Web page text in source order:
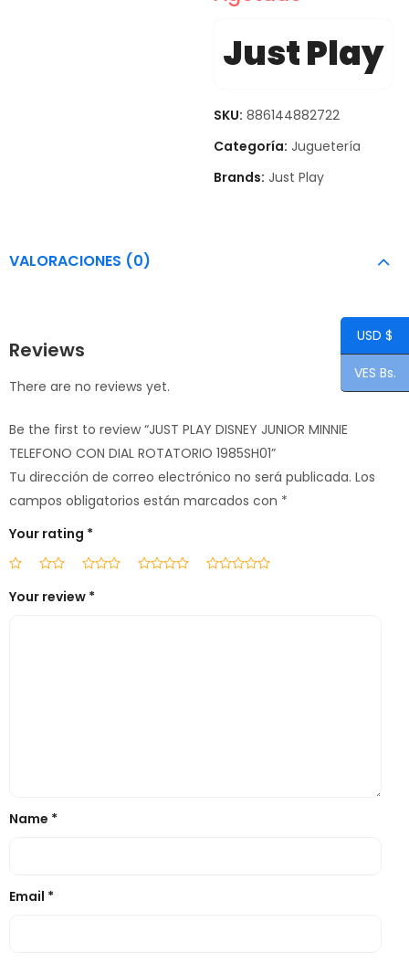
Just Play
SKU: 886144882722
Categoría: Juguetería
Brands: Just Play
VALORACIONES (0)
Reviews
There are no reviews yet.
Be the first to review “JUST PLAY DISNEY JUNIOR MINNIE
TELEFONO CON DIAL ROTATORIO 1985SH01”
Tu dirección de correo electrónico no será publicada. Los
campos obligatorios están marcados con *
Your rating *
Your review *
Name *
Email *
USD $
VES Bs.